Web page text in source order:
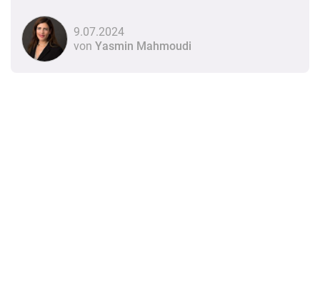
Situation aus? Ein Überblick
9.07.2024
von Yasmin Mahmoudi